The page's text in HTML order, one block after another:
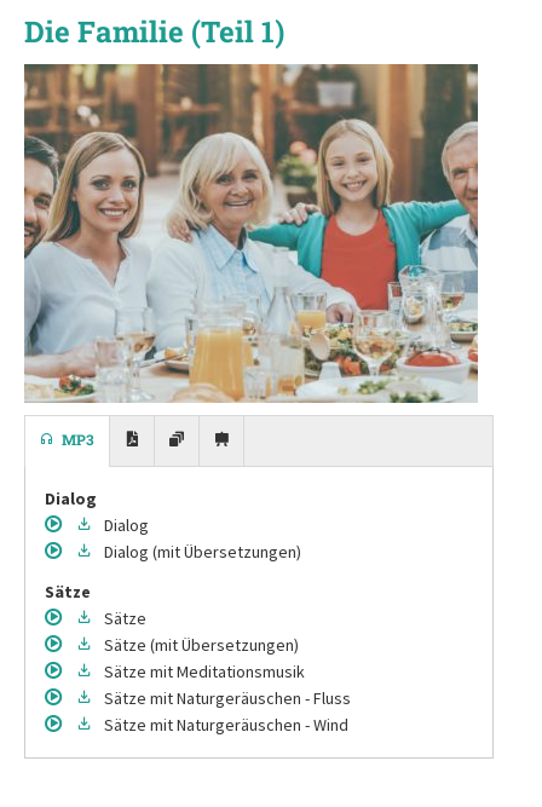
Die Familie (Teil 1)
MP3
Dialog
Dialog
Dialog (mit Übersetzungen)
Sätze
Sätze
Sätze (mit Übersetzungen)
Sätze mit Meditationsmusik
Sätze mit Naturgeräuschen - Fluss
Sätze mit Naturgeräuschen - Wind